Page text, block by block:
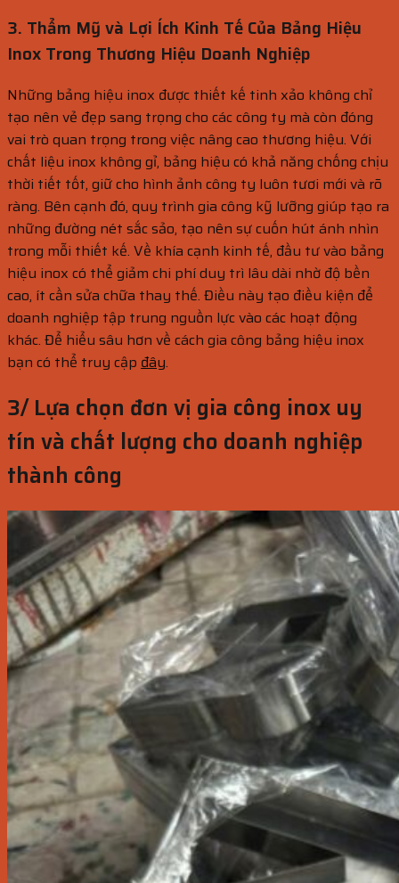
3. Thẩm Mỹ và Lợi Ích Kinh Tế Của Bảng Hiệu
Inox Trong Thương Hiệu Doanh Nghiệp
Những bảng hiệu inox được thiết kế tinh xảo không chỉ
tạo nên vẻ đẹp sang trọng cho các công ty mà còn đóng
vai trò quan trọng trong việc nâng cao thương hiệu. Với
chất liệu inox không gỉ, bảng hiệu có khả năng chống chịu
thời tiết tốt, giữ cho hình ảnh công ty luôn tươi mới và rõ
ràng. Bên cạnh đó, quy trình gia công kỹ lưỡng giúp tạo ra
những đường nét sắc sảo, tạo nên sự cuốn hút ánh nhìn
trong mỗi thiết kế. Về khía cạnh kinh tế, đầu tư vào bảng
hiệu inox có thể giảm chi phí duy trì lâu dài nhờ độ bền
cao, ít cần sửa chữa thay thế. Điều này tạo điều kiện để
doanh nghiệp tập trung nguồn lực vào các hoạt động
khác. Để hiểu sâu hơn về cách gia công bảng hiệu inox
bạn có thể truy cập đây.
3/ Lựa chọn đơn vị gia công inox uy
tín và chất lượng cho doanh nghiệp
thành công